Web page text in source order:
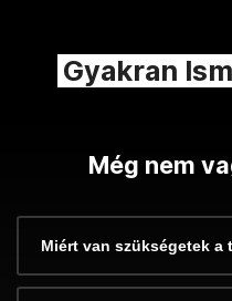
Gyakran
Még nem
Miért van szükségetek a